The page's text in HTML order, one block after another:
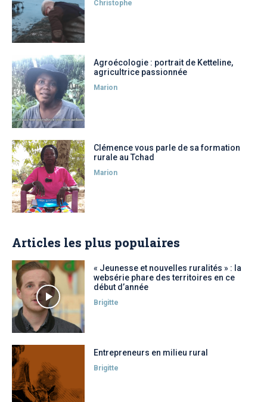
Christophe
Agroécologie : portrait de Ketteline,
agricultrice passionnée
Marion
Clémence vous parle de sa formation
rurale au Tchad
Marion
Articles les plus populaires
« Jeunesse et nouvelles ruralités » : la
websérie phare des territoires en ce
début d’année
Brigitte
Entrepreneurs en milieu rural
Brigitte